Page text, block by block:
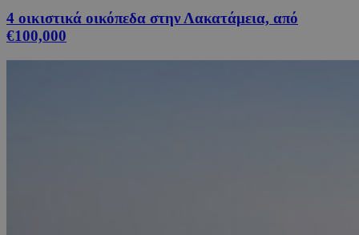
4 οικιστικά οικόπεδα στην Λακατάμεια, από
€100,000